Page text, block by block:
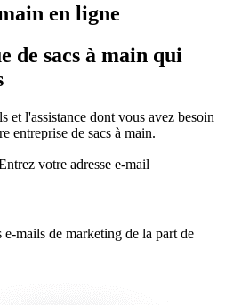
en ligne
de sacs à main qui
et l'assistance dont vous avez besoin
entreprise de sacs à main.
votre adresse e-mail
e-mails de marketing de la part de